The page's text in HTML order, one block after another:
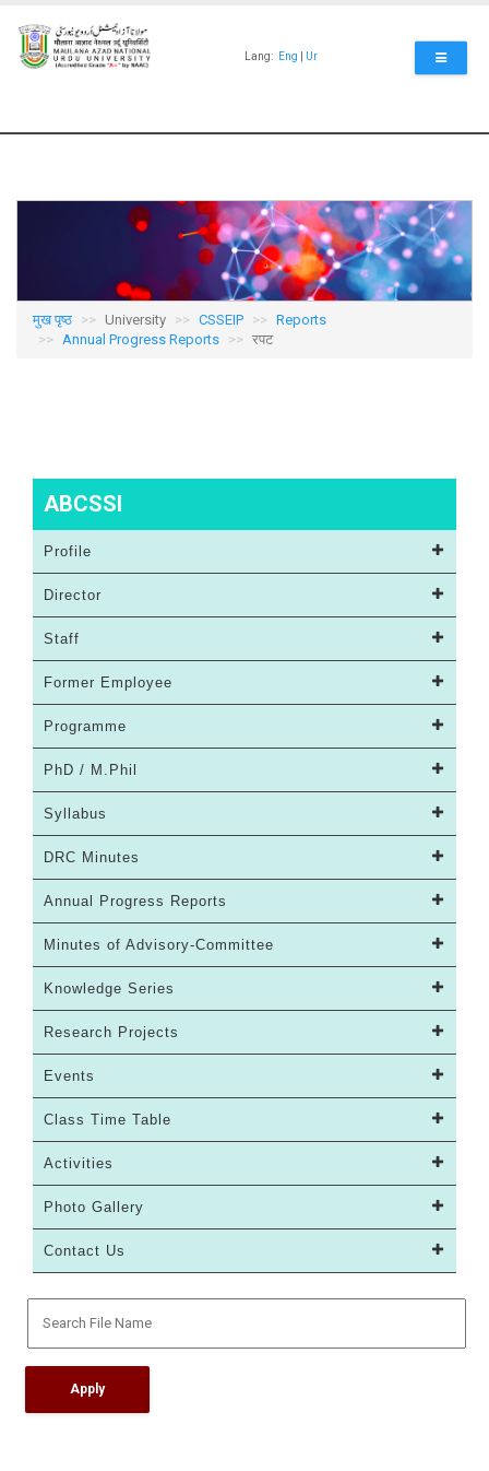
main
content
Lang: Eng Ur
मुख पृष्ठ University CSSEIP
Reports
Annual Progress Reports
रपट
ABCSSI
Profile
Director
Staff
Former Employee
Programme
PhD / M.Phil
Syllabus
DRC Minutes
Annual Progress Reports
Minutes of Advisory-Committee
Knowledge Series
Research Projects
Events
Class Time Table
Activities
Photo Gallery
Contact Us